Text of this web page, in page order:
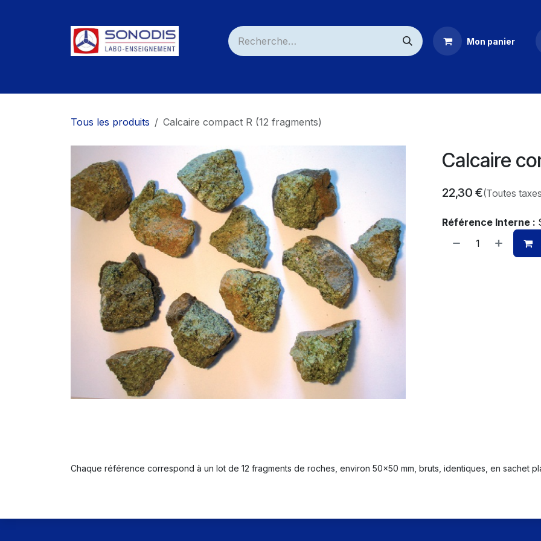
Mon panier
Tous les produits Calcaire compact R (12 fragments)
Calcaire
22,30 €(Toutes
Référence Interne :
Chaque référence correspond à un lot de 12 fragments de roches, environ 50x50 mm, bruts, identiques, en sachet